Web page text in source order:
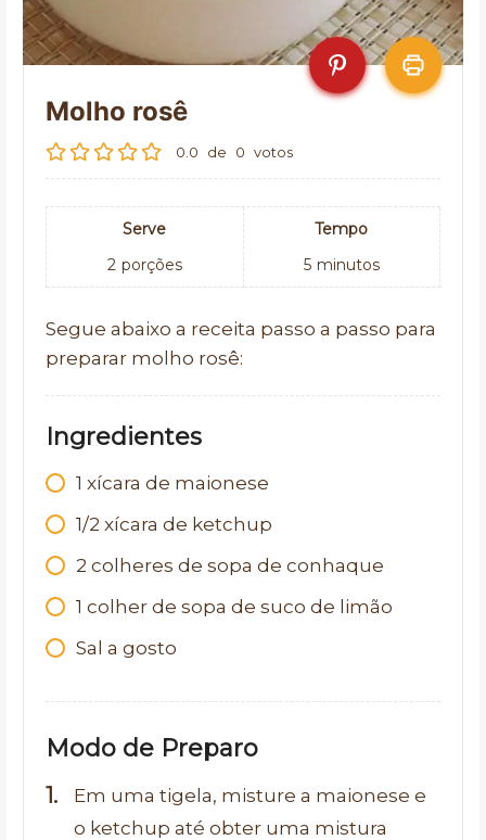
Molho rosê
0.0 de 0 votos
Serve
2 porções
Tempo
5 minutos
Segue abaixo a receita passo a passo para
preparar molho rosê:
Ingredientes
1 xícara de maionese
1/2 xícara de ketchup
2 colheres de sopa de conhaque
1 colher de sopa de suco de limão
Sal a gosto
Modo de Preparo
Em uma tigela, misture a maionese e
o ketchup até obter uma mistura